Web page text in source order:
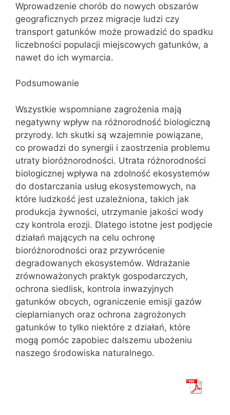
Wprowadzenie chorób do nowych obszarów
geograficznych przez migracje ludzi czy
transport gatunków może prowadzić do spadku
liczebności populacji miejscowych gatunków, a
nawet do ich wymarcia.
Podsumowanie
Wszystkie wspomniane zagrożenia mają
negatywny wpływ na różnorodność biologiczną
przyrody. Ich skutki są wzajemnie powiązane,
co prowadzi do synergii i zaostrzenia problemu
utraty bioróżnorodności. Utrata różnorodności
biologicznej wpływa na zdolność ekosystemów
do dostarczania usług ekosystemowych, na
które ludzkość jest uzależniona, takich jak
produkcja żywności, utrzymanie jakości wody
czy kontrola erozji. Dlatego istotne jest podjęcie
działań mających na celu ochronę
bioróżnorodności oraz przywrócenie
degradowanych ekosystemów. Wdrażanie
zrównoważonych praktyk gospodarczych,
ochrona siedlisk, kontrola inwazyjnych
gatunków obcych, ograniczenie emisji gazów
cieplarnianych oraz ochrona zagrożonych
gatunków to tylko niektóre z działań, które
mogą pomóc zapobiec dalszemu ubożeniu
naszego środowiska naturalnego.